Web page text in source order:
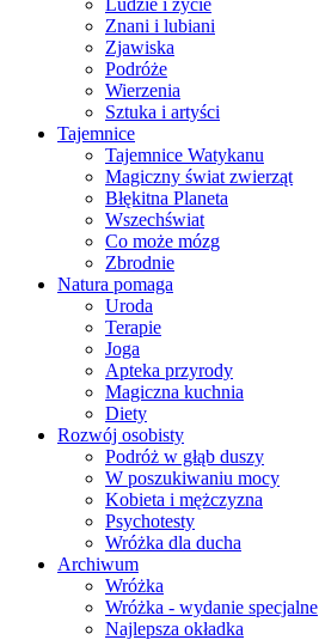
Ludzie i życie
Znani i lubiani
Zjawiska
Podróże
Wierzenia
Sztuka i artyści
Tajemnice
Tajemnice Watykanu
Magiczny świat zwierząt
Błękitna Planeta
Wszechświat
Co może mózg
Zbrodnie
Natura pomaga
Uroda
Terapie
Joga
Apteka przyrody
Magiczna kuchnia
Diety
Rozwój osobisty
Podróż w głąb duszy
W poszukiwaniu mocy
Kobieta i mężczyzna
Psychotesty
Wróżka dla ducha
Archiwum
Wróżka
Wróżka - wydanie specjalne
Najlepsza okładka